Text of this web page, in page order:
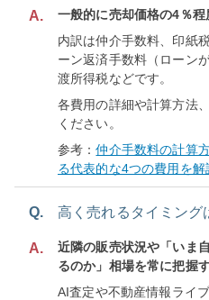
A.
一般的に売却価格の4％程
内訳は仲介手数料、印紙
ーン返済手数料（ローン
渡所得税などです。
各費用の詳細や計算方法
ください。
参考：仲介手数料の計算
る代表的な4つの費用を解
Q. 高く売れるタイミング
A.
近隣の販売状況や「いま
るのか」相場を常に把握
AI査定や不動産情報ライ